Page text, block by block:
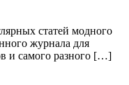
статей модного
журнала для
и самого разного […]